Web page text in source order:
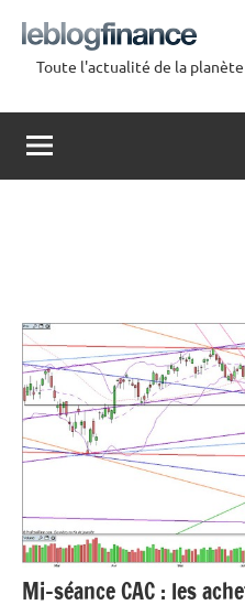
contenu
Blog
Finance
Toute l'actualité de la
Mi-séance CAC : les